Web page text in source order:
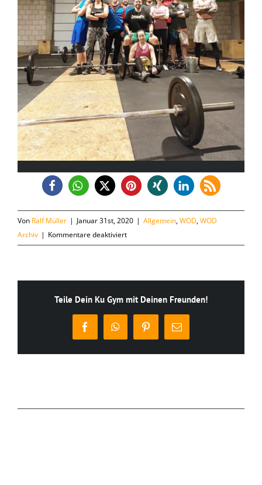
Von Ralf Müller | Januar 31st, 2020 | Allgemein,WOD,WOD
Archiv | Kommentare deaktiviertfür
Freitag,
Teile Dein Ku Gym mit Deinen Freunden!
FacebookWhatsAppPinterest
E-
Mail